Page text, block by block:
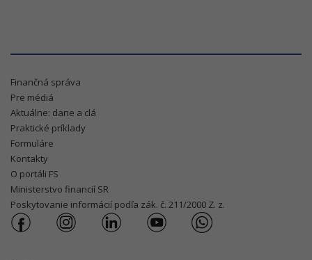
Finančná správa
Pre médiá
Aktuálne: dane a clá
Praktické príklady
Formuláre
Kontakty
O portáli FS
Ministerstvo financií SR
Poskytovanie informácií podľa zák. č. 211/2000 Z. z.